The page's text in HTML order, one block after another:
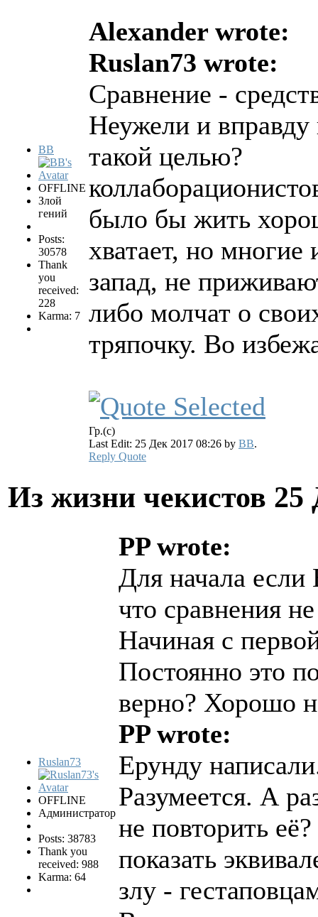
BB
OFFLINE
Злой
гений
Posts:
30578
Thank
you
received:
228
Karma: 7
Alexander wrote:
Ruslan73 wrote:
Сравнение -
Неужели и вправду
такой целью?
было бы жить
хватает, но
запад, не
либо молчат о
тряпочку. Во
Гр.(с)
Last Edit: 25 Дек 2017 08:26 by BB.
Reply Quote
Из жизни чекистов 25
Ruslan73
OFFLINE
Администратор
Posts: 38783
Thank you
received: 988
Karma: 64
PP wrote:
Для начала если
что сравнения
Начиная с
Постоянно это
верно? Хорошо
PP wrote:
Ерунду
Разумеется. А
не повторить её?
показать
злу -